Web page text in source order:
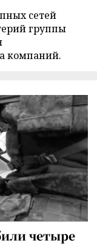
сетей
группы
компаний.
четыре